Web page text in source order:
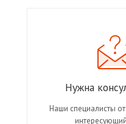
Нужна
Наши специалисты